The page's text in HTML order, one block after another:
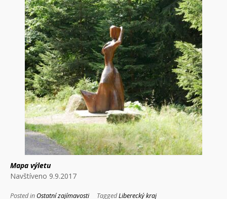
Mapa výletu
Navštíveno 9.9.2017
Posted in Ostatní zajímavosti TaggedLiberecký kraj